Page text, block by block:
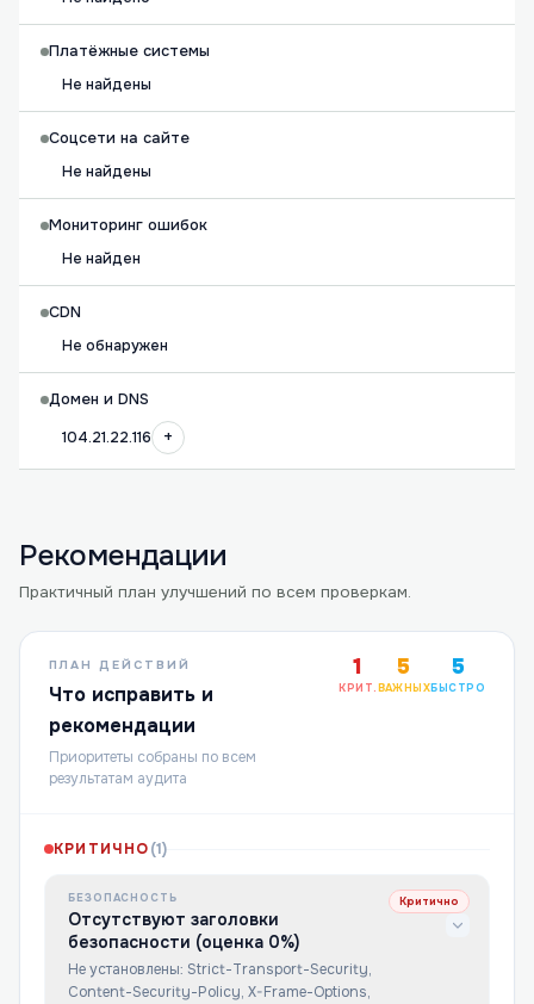
Платёжные системы
Не найдены
Соцсети на сайте
Не найдены
Мониторинг ошибок
Не найден
CDN
Не обнаружен
Домен и DNS
104.21.22.116
+
Рекомендации
Практичный план улучшений по всем проверкам.
ПЛАН ДЕЙСТВИЙ
Что исправить и
рекомендации
Приоритеты собраны по всем
результатам аудита
1
КРИТ.
5
ВАЖНЫХ
5
БЫСТРО
КРИТИЧНО(1)
БЕЗОПАСНОСТЬ
Отсутствуют заголовки
безопасности (оценка 0%)
Не установлены: Strict-Transport-Security,
Content-Security-Policy, X-Frame-Options,
Критично